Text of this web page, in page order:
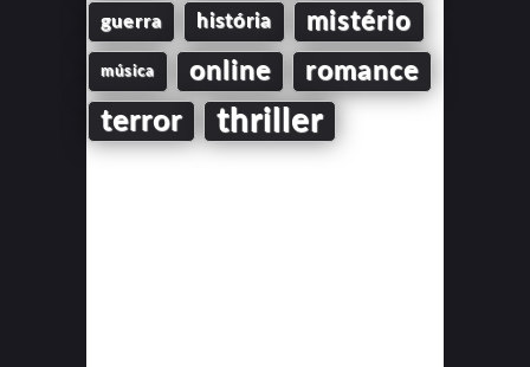
guerra história mistério
música online romance
terror thriller